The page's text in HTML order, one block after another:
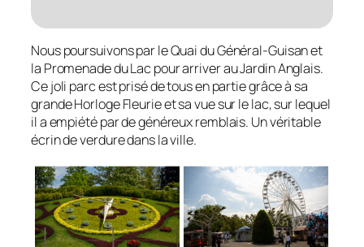
Nous poursuivons par le Quai du Général-Guisan et
la Promenade du Lac pour arriver au Jardin Anglais.
Ce joli parc est prisé de tous en partie grâce à sa
grande Horloge Fleurie et sa vue sur le lac, sur lequel
il a empiété par de généreux remblais. Un véritable
écrin de verdure dans la ville.